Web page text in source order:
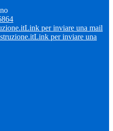
Link per inviare una mail
Link per inviare una